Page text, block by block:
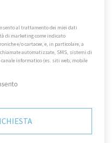
al trattamento dei miei dati
di marketing come indicato
e/o cartacee, e, in particolare, a
automatizzate, SMS, sistemi di
informatico (es. siti web, mobile